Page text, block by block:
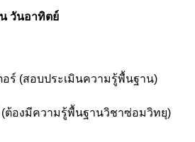
วันอาทิตย์
ร์ (สอบประเมินความรู้พื้นฐาน)
ต้องมีความรู้พื้นฐานวิชาซ่อมวิทยุ)